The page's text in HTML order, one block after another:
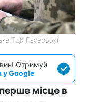
ТЦК Facebook)
Отримуй
у Google
місце в